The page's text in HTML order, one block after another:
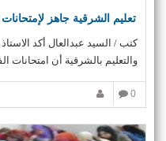
تعليم الشرقية جاهز لإمتحانات
كتب / السيد عبدالعال أكد
والتعليم بالشرقية أن امتحانات
0